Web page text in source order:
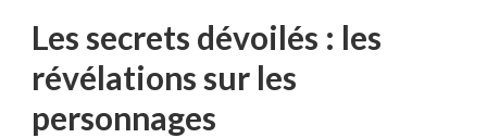
Les secrets dévoilés : les
révélations sur les
personnages